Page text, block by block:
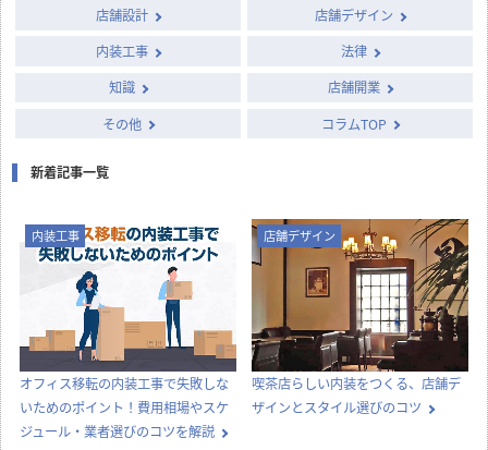
店舗設計
店舗デザイン
内装工事
法律
知識
店舗開業
その他
コラムTOP
新着記事一覧
内装工事
オフィス移転の内装工事で失敗しな
いためのポイント！費用相場やスケ
ジュール・業者選びのコツを解説
店舗デザイン
喫茶店らしい内装をつくる、店舗デ
ザインとスタイル選びのコツ